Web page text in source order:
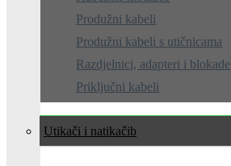
Produžni kabeli
Produžni kabeli s utičnicama
Razdjelnici, adapteri i blokade
Priključni kabeli
Utikači i natikači